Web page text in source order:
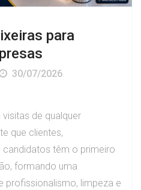
para
30/07/2026
de qualquer
que clientes,
têm o primeiro
formando uma
profissionalismo, limpeza e